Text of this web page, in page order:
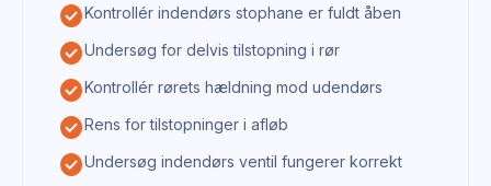
check_circleKontrollér indendørs stophane er fuldt åben
check_circleUndersøg for delvis tilstopning i rør
check_circleKontrollér rørets hældning mod udendørs
check_circleRens for tilstopninger i afløb
check_circleUndersøg indendørs ventil fungerer korrekt